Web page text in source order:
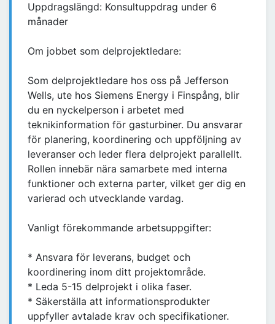
Uppdragslängd: Konsultuppdrag under 6
månader
Om jobbet som delprojektledare:
Som delprojektledare hos oss på Jefferson
Wells, ute hos Siemens Energy i Finspång, blir
du en nyckelperson i arbetet med
teknikinformation för gasturbiner. Du ansvarar
för planering, koordinering och uppföljning av
leveranser och leder flera delprojekt parallellt.
Rollen innebär nära samarbete med interna
funktioner och externa parter, vilket ger dig en
varierad och utvecklande vardag.
Vanligt förekommande arbetsuppgifter:
* Ansvara för leverans, budget och
koordinering inom ditt projektområde.
* Leda 5-15 delprojekt i olika faser.
* Säkerställa att informationsprodukter
uppfyller avtalade krav och specifikationer.